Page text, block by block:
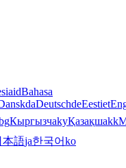
idBahasa
daDeutschdeEestiet
КыргызчаkyҚазақшаkk
本語ja한국어ko